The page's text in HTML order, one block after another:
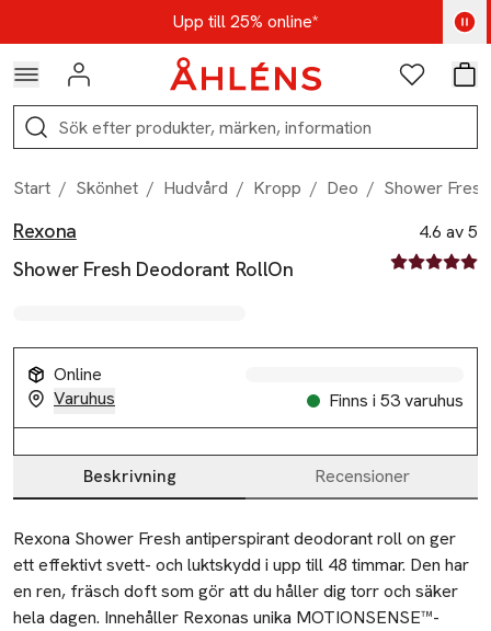
Hoppa till navigationsmenynUpp till 25% online*
Kod: AUG25 - Shoppa nu
Logga in Favoriter
Sök
Start / Skönhet / Hudvård / Kropp / Deo / Shower
Produktbilder
Hoppa över bildspelet
Rexona
Shower Fresh Deodorant RollOn
4.6 av 5
4.6 av fem
Online
Varuhus
Finns i 53 varuhus
Produktinformation
Beskrivning Recensioner
Beskrivning
Rexona Shower Fresh antiperspirant deodorant roll on ger
ett effektivt svett- och luktskydd i upp till 48 timmar. Den har
en ren, fräsch doft som gör att du håller dig torr och säker
hela dagen. Innehåller Rexonas unika MOTIONSENSE™-